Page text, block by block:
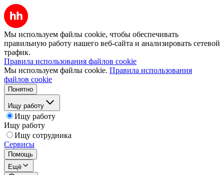
Мы используем файлы cookie, чтобы обеспечивать
правильную работу нашего веб-сайта и анализировать сетевой
трафик.
Правила использования файлов cookie
Мы используем файлы cookie. Правила использования
файлов cookie
Понятно
Ищу работу
Ищу работу
Ищу работу
Ищу сотрудника
Сервисы
Помощь
Ещё